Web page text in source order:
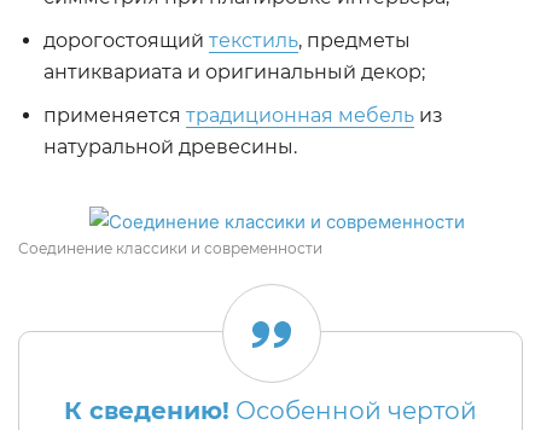
дорогостоящий текстиль, предметы
антиквариата и оригинальный декор;
применяется традиционная мебель из
натуральной древесины.
Соединение классики и современности
К сведению! Особенной чертой